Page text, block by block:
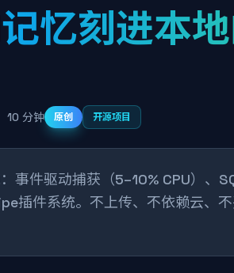
忆刻进本
10 分钟 原创 开源项目
事件驱动捕获（5–10% CPU）、
插件系统。不上传、不依赖云、